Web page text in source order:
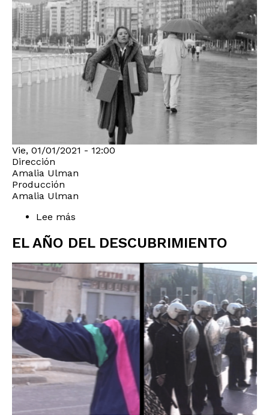
Vie, 01/01/2021 - 12:00
Dirección
Amalia Ulman
Producción
Amalia Ulman
Lee más
Planeta
EL AÑO DEL DESCUBRIMIENTO